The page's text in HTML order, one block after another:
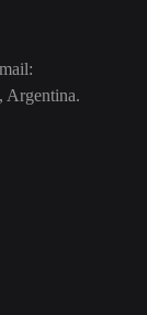
Argentina.